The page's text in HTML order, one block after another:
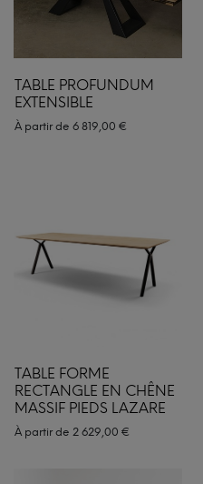
TABLE PROFUNDUM
EXTENSIBLE
À partir de 6 819,00 €
TABLE FORME
RECTANGLE EN CHÊNE
MASSIF PIEDS LAZARE
À partir de 2 629,00 €